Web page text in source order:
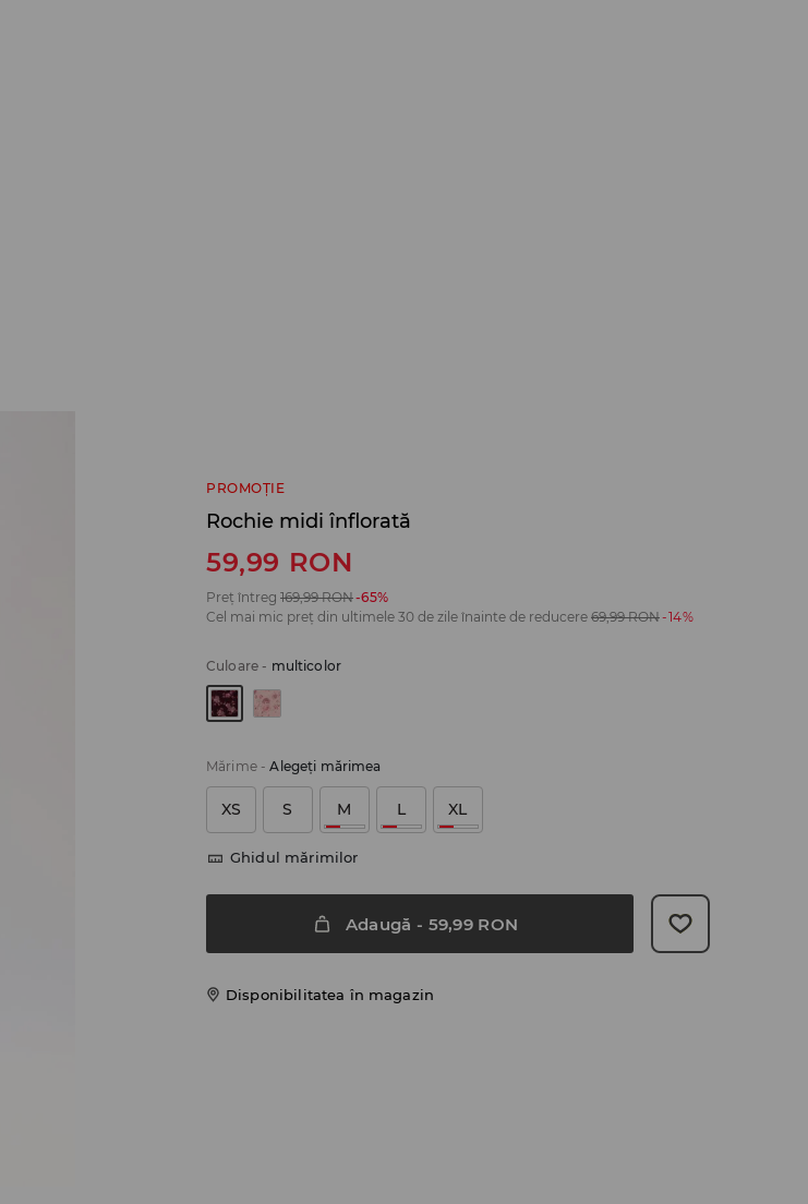
PROMOȚIE
Rochie midi înflorată
59,99 RON
Preț întreg 169,99 RON-65%
Cel mai mic preț din ultimele 30 de zile înainte de reducere 69,99 RON-14%
Culoare - multicolor
Mărime-Alegeţi mărimea
XS S M L XL
Ghidul mărimilor
Adaugă - 59,99 RON
Disponibilitatea în magazin